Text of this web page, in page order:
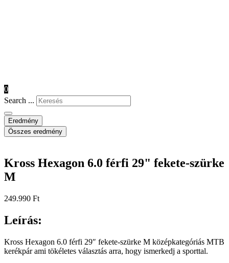
0
Search ...
Eredmény
Összes eredmény
Kross Hexagon 6.0 férfi 29" fekete-szürke
M
249.990 Ft
Leírás:
Kross Hexagon 6.0 férfi 29″ fekete-szürke M középkategóriás MTB
kerékpár ami tökéletes választás arra, hogy ismerkedj a sporttal.